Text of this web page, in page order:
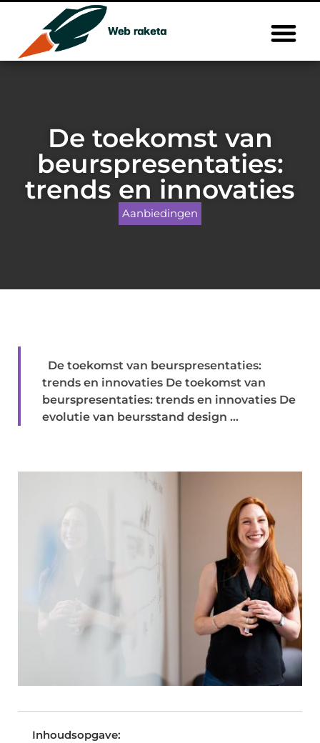
De toekomst van
beurspresentaties:
trends en innovaties
Aanbiedingen
De toekomst van beurspresentaties:
trends en innovaties De toekomst van
beurspresentaties: trends en innovaties De
evolutie van beursstand design ...
Inhoudsopgave: